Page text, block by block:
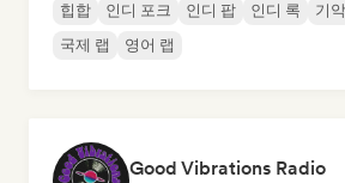
힙합 인디 포크 인디 팝 인디 록 기악
국제 랩
영어 랩
Good Vibrations Radio